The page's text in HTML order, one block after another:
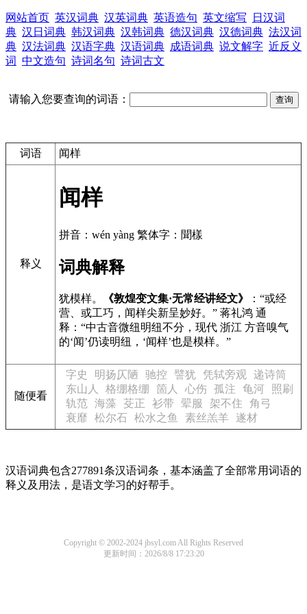
网站首页 英汉词典 汉英词典 英语造句 英文缩写
日汉词
典 汉日词典 韩汉词典 汉韩词典 德汉词典 汉德词典 法汉词
典 汉法词典 汉语字典 汉语词典 成语词典 说文解字 近反义
词 中文造句 诗词名句 诗词古文
请输入您要查询的词语：
词语 闻样
释义
闻样
拼音：wén yàng 繁体字：聞樣
词典解释
犹模样。 《敦煌变文集·无常经讲经文》
：“或经
营、或工巧，闻样尖新呈妙好。” 蒋礼鸿 通
释：“中古音微纽明纽不分，现代 浙江 方音嗅气
的‘闻’仍读明纽，‘闻样’也是模样。”
随便看
字史 明扬仄陋 驰控 譬犹 凭轼旁观
递诗筒
东山人
格绷格绷 箇人 心伤 孤注 龟河
照刷
轨范 海藻 芟正 衫带 翚服 架不住
角弓
衰靡
松尔石 松水之鱼 素丝羔羊 遂材
汉语词典包含277891条汉语词条，基本涵盖了全部常用词语的
释义及用法，是语文学习的好帮手。
Copyright © 2002-2024 jbsyl.com All Rights Reserved
更新时间：2026/8/8 17:23:20